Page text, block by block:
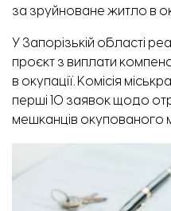
за зруйноване житло в
У Запорізькій області
проєкт з виплати
в окупації. Комісія
перші 10 заявок щодо
мешканців окупованого